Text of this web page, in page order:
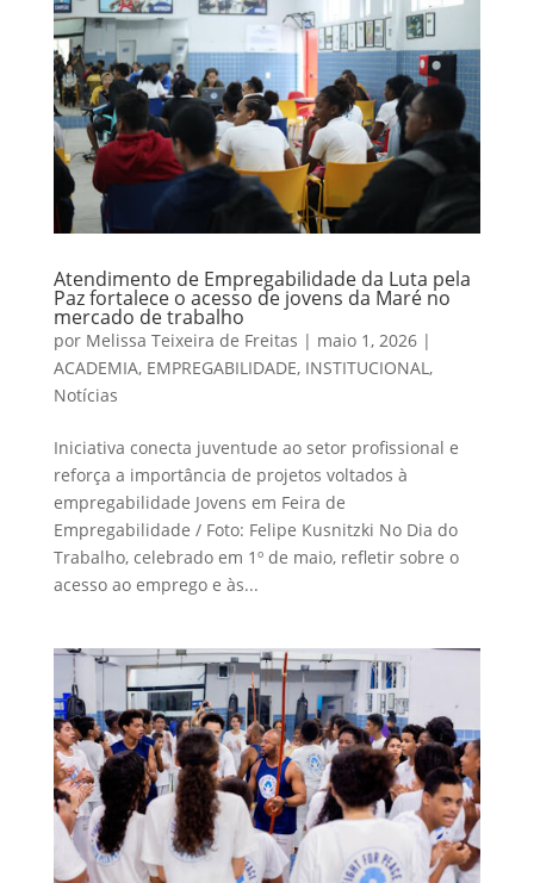
Atendimento de Empregabilidade da Luta pela
Paz fortalece o acesso de jovens da Maré no
mercado de trabalho
por Melissa Teixeira de Freitas | maio 1, 2026|
ACADEMIA, EMPREGABILIDADE, INSTITUCIONAL,
Notícias
Iniciativa conecta juventude ao setor profissional e
reforça a importância de projetos voltados à
empregabilidade Jovens em Feira de
Empregabilidade / Foto: Felipe Kusnitzki No Dia do
Trabalho, celebrado em 1º de maio, refletir sobre o
acesso ao emprego e às...